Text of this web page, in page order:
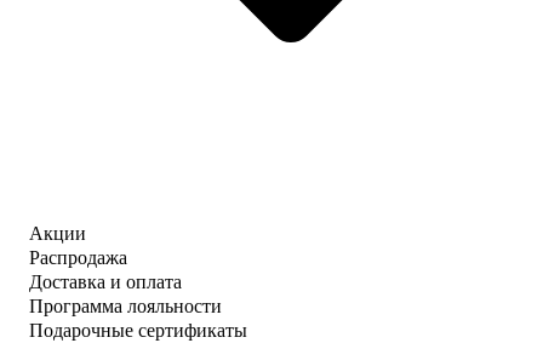
Акции
Распродажа
Доставка и оплата
Программа лояльности
Подарочные сертификаты